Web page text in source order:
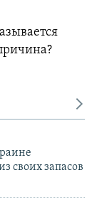
своих запасов